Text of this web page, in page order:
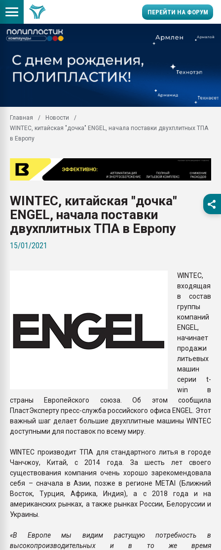
ПЕРЕЙТИ НА ФОРУМ
заводу пластмасс"
28.07.2026
первый план в
28.07.2026
ситуацией на
Всё, что касается
Главная
Новости
WINTEC, китайская "дочка" ENGEL, начала поставки двухплитных ТПА
в Европу
WINTEC, китайская "дочка"
ENGEL, начала поставки
двухплитных ТПА в Европу
15/01/2021
WINTEC,
входящая
в состав
группы
компаний
ENGEL,
начинает
продажи
литьевых
машин
серии t-
win в
страны Европейского союза. Об этом сообщила
ПластЭксперту пресс-служба российского офиса ENGEL. Этот
важный шаг делает большие двухплитные машины WINTEC
доступными для поставок по всему миру.
WINTEC производит ТПА для стандартного литья в городе
Чанчжоу, Китай, с 2014 года. За шесть лет своего
существования компания очень хорошо зарекомендовала
себя – сначала в Азии, позже в регионе METAI (Ближний
Восток, Турция, Африка, Индия), а с 2018 года и на
американских рынках, а также рынках России, Белоруссии и
Украины.
«В Европе мы видим растущую потребность в
высокопроизводительных и в то же время